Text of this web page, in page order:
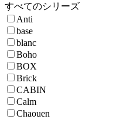
すべてのシリーズ
Anti
base
blanc
Boho
BOX
Brick
CABIN
Calm
Chaouen